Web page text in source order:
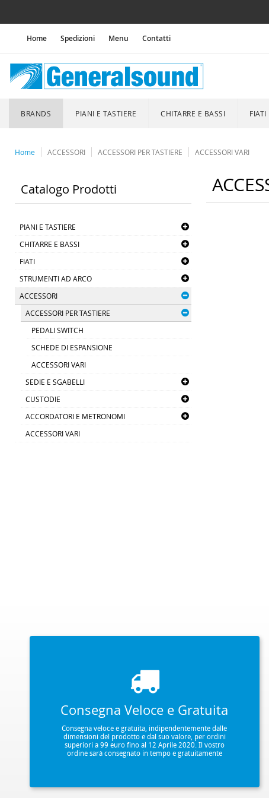
Home Spedizioni Menu Contatti
BRANDS PIANI E TASTIERE CHITARRE E BASSI FIATI
Home ACCESSORI ACCESSORI PER TASTIERE ACCESSORI VARI
Catalogo Prodotti
PIANI E TASTIERE
CHITARRE E BASSI
FIATI
STRUMENTI AD ARCO
ACCESSORI
ACCESSORI PER TASTIERE
PEDALI SWITCH
SCHEDE DI ESPANSIONE
ACCESSORI VARI
SEDIE E SGABELLI
CUSTODIE
ACCORDATORI E METRONOMI
ACCESSORI VARI
Consegna Veloce e Gratuita
Consegna veloce e gratuita, indipendentemente dalle
dimensioni del prodotto e dal suo valore, per ordini
superiori a 99 euro fino al 12 Aprile 2020. Il vostro
ordine sarà consegnato in tempo e gratuitamente